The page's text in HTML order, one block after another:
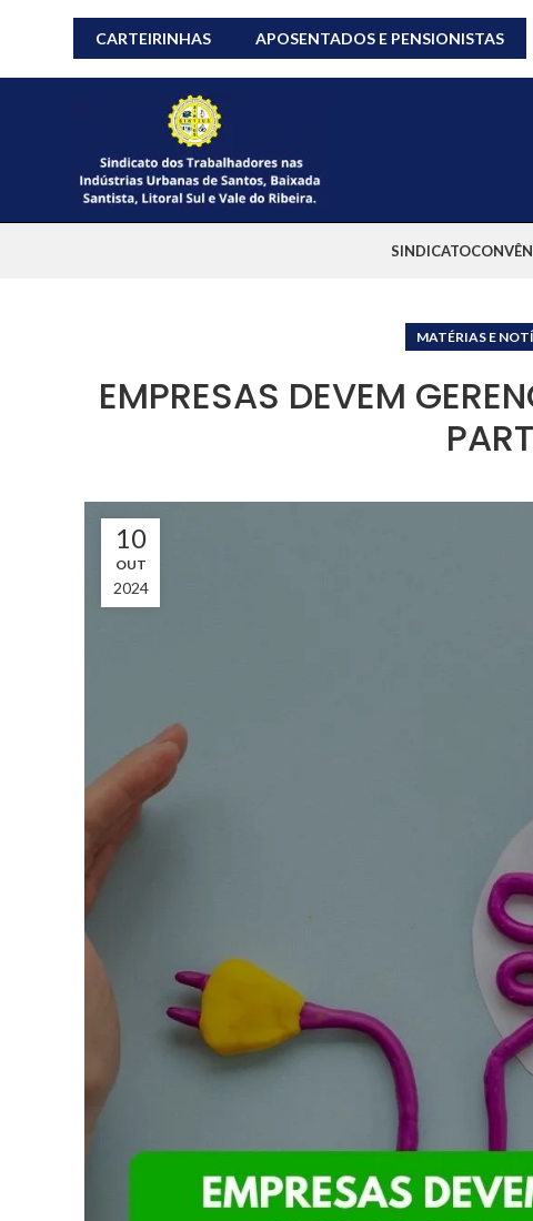
CARTEIRINHAS APOSENTADOS E PENSIONISTAS
SINDICATO
MATÉRIAS E
EMPRESAS DEVEM
10
OUT
2024